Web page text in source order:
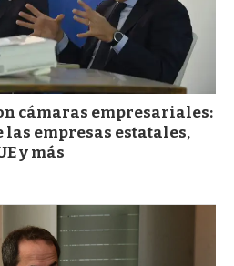
cámaras empresariales:
empresas estatales,
y más